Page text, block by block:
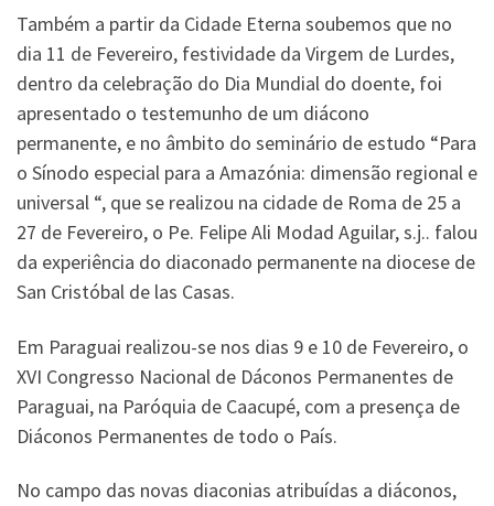
Também a partir da Cidade Eterna soubemos que no
dia 11 de Fevereiro, festividade da Virgem de Lurdes,
dentro da celebração do Dia Mundial do doente, foi
apresentado o testemunho de um diácono
permanente, e no âmbito do seminário de estudo “Para
o Sínodo especial para a Amazónia: dimensão regional e
universal “, que se realizou na cidade de Roma de 25 a
27 de Fevereiro, o Pe. Felipe Ali Modad Aguilar, s.j.. falou
da experiência do diaconado permanente na diocese de
San Cristóbal de las Casas.
Em Paraguai realizou-se nos dias 9 e 10 de Fevereiro, o
XVI Congresso Nacional de Dáconos Permanentes de
Paraguai, na Paróquia de Caacupé, com a presença de
Diáconos Permanentes de todo o País.
No campo das novas diaconias atribuídas a diáconos,